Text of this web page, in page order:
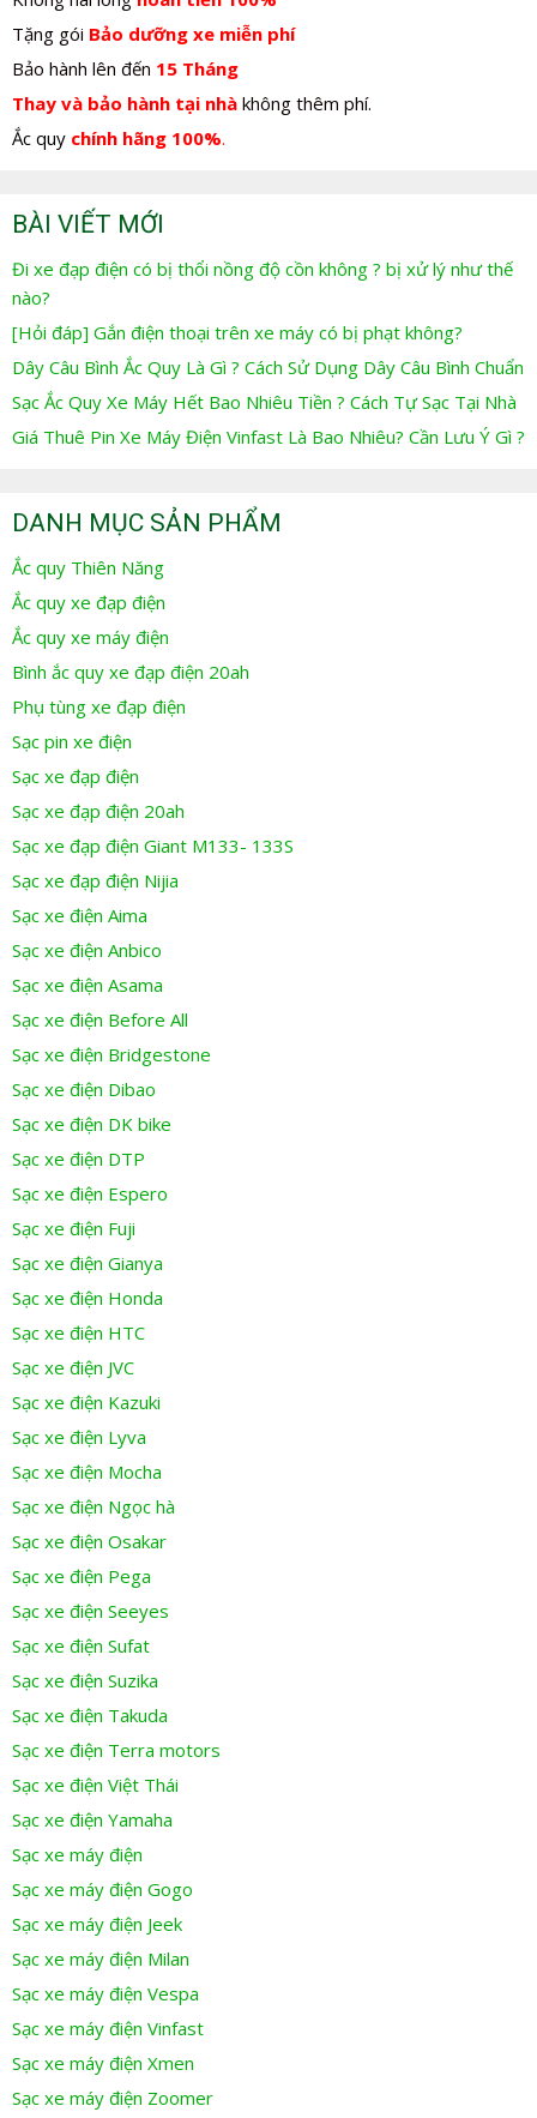
Tặng gói Bảo dưỡng xe miễn phí
Bảo hành lên đến 15 Tháng
Thay và bảo hành tại nhà không thêm phí.
Ắc quy chính hãng 100%.
BÀI VIẾT MỚI
Đi xe đạp điện có bị thổi nồng độ cồn không ? bị xử lý như thế
nào?
[Hỏi đáp] Gắn điện thoại trên xe máy có bị phạt không?
Dây Câu Bình Ắc Quy Là Gì ? Cách Sử Dụng Dây Câu Bình Chuẩn
Sạc Ắc Quy Xe Máy Hết Bao Nhiêu Tiền ? Cách Tự Sạc Tại Nhà
Giá Thuê Pin Xe Máy Điện Vinfast Là Bao Nhiêu? Cần Lưu Ý Gì ?
DANH MỤC SẢN PHẨM
Ắc quy Thiên Năng
Ắc quy xe đạp điện
Ắc quy xe máy điện
Bình ắc quy xe đạp điện 20ah
Phụ tùng xe đạp điện
Sạc pin xe điện
Sạc xe đạp điện
Sạc xe đạp điện 20ah
Sạc xe đạp điện Giant M133- 133S
Sạc xe đạp điện Nijia
Sạc xe điện Aima
Sạc xe điện Anbico
Sạc xe điện Asama
Sạc xe điện Before All
Sạc xe điện Bridgestone
Sạc xe điện Dibao
Sạc xe điện DK bike
Sạc xe điện DTP
Sạc xe điện Espero
Sạc xe điện Fuji
Sạc xe điện Gianya
Sạc xe điện Honda
Sạc xe điện HTC
Sạc xe điện JVC
Sạc xe điện Kazuki
Sạc xe điện Lyva
Sạc xe điện Mocha
Sạc xe điện Ngọc hà
Sạc xe điện Osakar
Sạc xe điện Pega
Sạc xe điện Seeyes
Sạc xe điện Sufat
Sạc xe điện Suzika
Sạc xe điện Takuda
Sạc xe điện Terra motors
Sạc xe điện Việt Thái
Sạc xe điện Yamaha
Sạc xe máy điện
Sạc xe máy điện Gogo
Sạc xe máy điện Jeek
Sạc xe máy điện Milan
Sạc xe máy điện Vespa
Sạc xe máy điện Vinfast
Sạc xe máy điện Xmen
Sạc xe máy điện Zoomer